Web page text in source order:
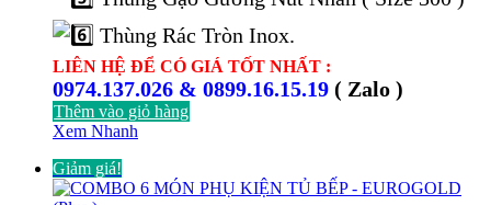
Thùng Rác Tròn Inox.
LIÊN HỆ ĐỂ CÓ GIÁ TỐT NHẤT :
0974.137.026 & 0899.16.15.19 ( Zalo )
Thêm vào giỏ hàng
Xem Nhanh
Giảm giá!